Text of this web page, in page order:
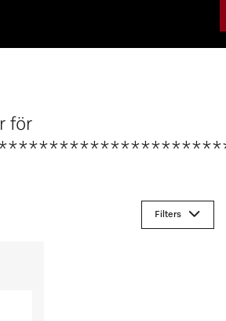
för
Filters